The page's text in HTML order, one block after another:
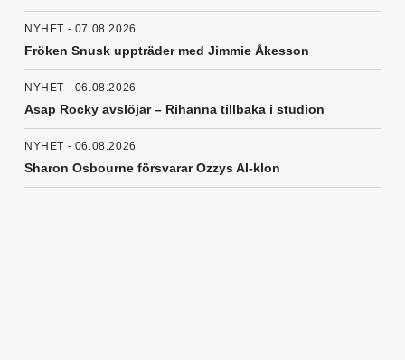
NYHET - 07.08.2026
Fröken Snusk uppträder med Jimmie Åkesson
NYHET - 06.08.2026
Asap Rocky avslöjar – Rihanna tillbaka i studion
NYHET - 06.08.2026
Sharon Osbourne försvarar Ozzys AI-klon